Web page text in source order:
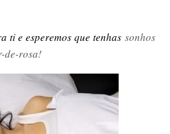
ti e esperemos que tenhas sonhos
de-rosa!